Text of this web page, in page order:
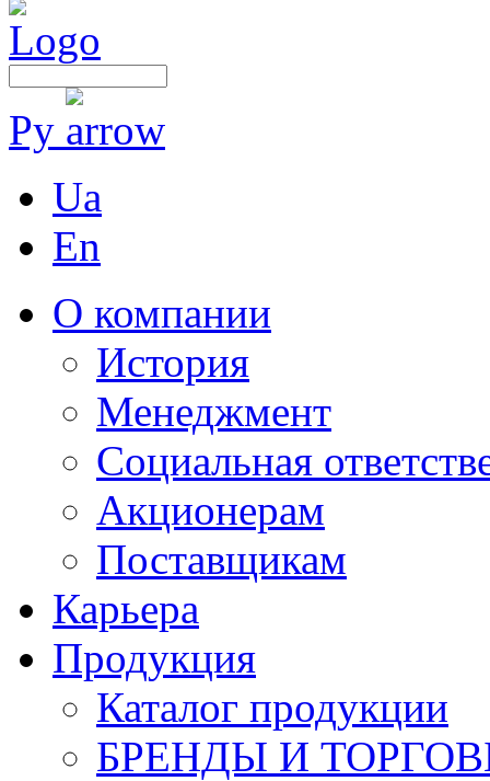
Ру
Ua
En
О компании
История
Менеджмент
Социальная
Акционерам
Поставщикам
Карьера
Продукция
Каталог продукции
БРЕНДЫ И